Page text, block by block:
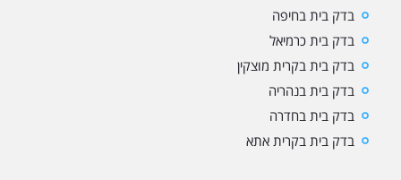
בדק בית בחיפה
בדק בית כרמיאל
בדק בית בקרית מוצקין
בדק בית בנהריה
בדק בית בחדרה
בדק בית בקרית אתא